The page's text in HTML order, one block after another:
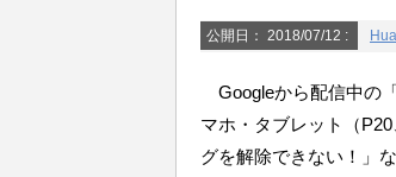
公開日： 2018/07/12 :
Googleから配信中の
マホ・タブレット（
グを解除できない！」